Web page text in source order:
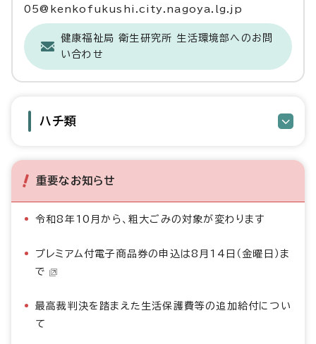
05@kenkofukushi.city.nagoya.lg.jp
健康福祉局 衛生研究所 生活環境部へのお問
い合わせ
ハチ類
重要なお知らせ
令和8年10月から、粗大ごみの対象が変わります
プレミアム付電子商品券の申込は8月14日（金曜日）ま
で
最高裁判決を踏まえた生活保護費等の追加給付につい
て